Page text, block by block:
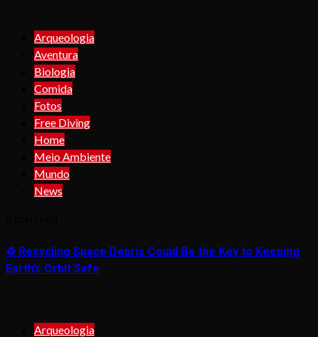
Arqueologia
Aventura
Biologia
Comida
Fotos
Free Diving
Home
Meio Ambiente
Mundo
News
♻️ Recycling Space Debris Could Be the Key to Keeping
Earth’s Orbit Safe
Arqueologia